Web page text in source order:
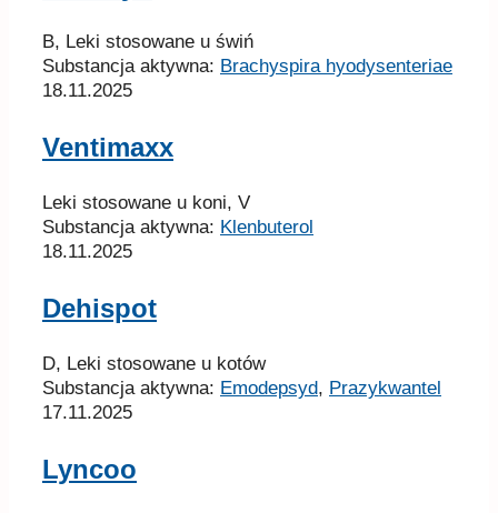
B, Leki stosowane u świń
Substancja aktywna: Brachyspira hyodysenteriae
18.11.2025
Ventimaxx
Leki stosowane u koni, V
Substancja aktywna: Klenbuterol
18.11.2025
Dehispot
D, Leki stosowane u kotów
Substancja aktywna: Emodepsyd, Prazykwantel
17.11.2025
Lyncoo